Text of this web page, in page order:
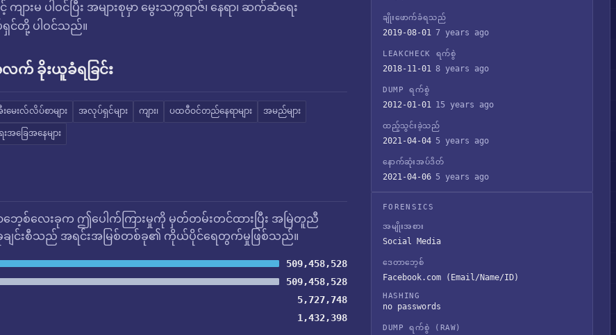
ားမ ပါဝင်ပြီး အများစုမှာ မွေးသက္ကရာဇ်၊ နေရာ၊ ဆက်ဆံရေး
င်တို့ ပါဝင်သည်။
ခိုးယူခံရခြင်း
မေးလ်လိပ်စာများ အလုပ်ရှင်များ ကျား၊ ပထဝီဝင်တည်နေရာများ အမည်များ
ခြေအနေများ
ေ့စ်လေးခုက ဤပေါက်ကြားမှုကို မှတ်တမ်းတင်ထားပြီး အမြဲတူညီ
ျင်းစီသည် အရင်းအမြစ်တစ်ခု၏ ကိုယ်ပိုင်ရေတွက်မှုဖြစ်သည်။
509,458,528
509,458,528
5,727,748
1,432,398
ချိုးဖောက်ခံရသည်
2019-08-01 7 years ago
LEAKCHECK ရက်စွဲ
2018-11-01 8 years ago
DUMP ရက်စွဲ
2012-01-01 15 years ago
ထည့်သွင်းခဲ့သည်
2021-04-04 5 years ago
နောက်ဆုံးအပ်ဒိတ်
2021-04-06 5 years ago
FORENSICS
အမျိုးအစား
Social Media
ဒေတာဘေ့စ်
Facebook.com (Email/Name/ID)
HASHING
no passwords
DUMP ရက်စွဲ (RAW)